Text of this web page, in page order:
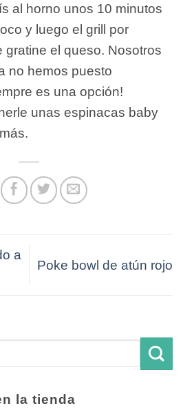
al horno unos 10 minutos
y luego el grill por
gratine el queso. Nosotros
no hemos puesto
es una opción!
unas espinacas baby
a
Poke bowl de atún rojo
la tienda